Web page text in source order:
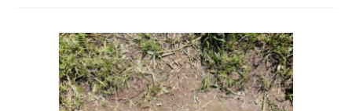
Archivo
Contacto